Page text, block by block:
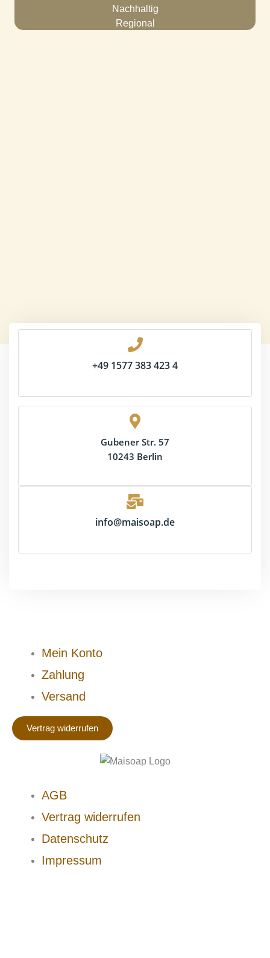
Nachhaltig
Regional
+49 1577 383 423 4
Gubener Str. 57
10243 Berlin
info@maisoap.de
Mein Konto
Zahlung
Versand
Vertrag widerrufen
AGB
Vertrag widerrufen
Datenschutz
Impressum